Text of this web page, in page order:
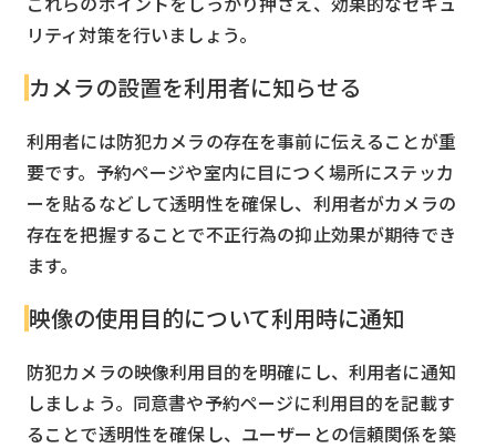
リティ対策を行いましょう。
カメラの設置を利用者に知らせる
利用者には防犯カメラの存在を事前に伝えることが重
要です。予約ページや室内に目につく場所にステッカ
ーを貼るなどして透明性を確保し、利用者がカメラの
存在を把握することで不正行為の抑止効果が期待でき
ます。
映像の使用目的について利用時に通知
防犯カメラの映像利用目的を明確にし、利用者に通知
しましょう。同意書や予約ページに利用目的を記載す
ることで透明性を確保し、ユーザーとの信頼関係を築